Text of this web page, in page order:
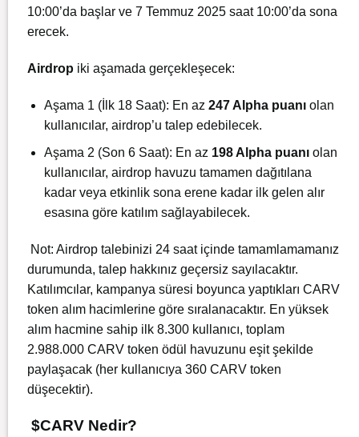
10:00’da başlar ve 7 Temmuz 2025 saat 10:00’da sona
erecek.
Airdrop iki aşamada gerçekleşecek:
Aşama 1 (İlk 18 Saat): En az 247 Alpha puanıolan
kullanıcılar, airdrop’u talep edebilecek.
Aşama 2 (Son 6 Saat): En az 198 Alpha puanıolan
kullanıcılar, airdrop havuzu tamamen dağıtılana
kadar veya etkinlik sona erene kadar ilk gelen alır
esasına göre katılım sağlayabilecek.
Not: Airdrop talebinizi 24 saat içinde tamamlamamanız
durumunda, talep hakkınız geçersiz sayılacaktır.
Katılımcılar, kampanya süresi boyunca yaptıkları CARV
token alım hacimlerine göre sıralanacaktır. En yüksek
alım hacmine sahip ilk 8.300 kullanıcı, toplam
2.988.000 CARV token ödül havuzunu eşit şekilde
paylaşacak (her kullanıcıya 360 CARV token
düşecektir).
$CARV Nedir?